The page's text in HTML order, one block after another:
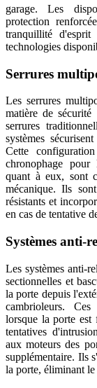
garage. Les
protection
tranquillité d'esprit
technologies
Serrures
Les serrures
matière de
serrures
systèmes
Cette
chronophage pour
quant à eux, sont
mécanique. Ils
résistants et
en cas de tentative
Systèmes anti-
Les systèmes anti-
sectionnelles et
la porte depuis
cambrioleurs.
lorsque la porte est
tentatives
aux moteurs des
supplémentaire. Ils
la porte, éliminant